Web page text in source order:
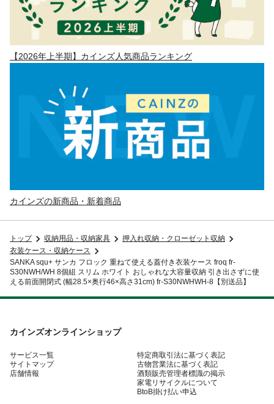
【2026年上半期】カインズ人気商品ランキング
カインズの新商品・新着商品
トップ 収納用品・収納家具
押入れ収納・クローゼット収納
衣装ケース・収納ケース
SANKA squ+ サンカ フロック 重ねて使える蓋付き衣装ケース froq fr-
S30NWH/WH 8個組 スリム ホワイト おしゃれな大容量収納 引き出さずに使
える前面開閉式 (幅28.5×奥行46×高さ31cm) fr-S30NWHWH-8【別送品】
カインズオンラインショップ
サービス一覧
サイトマップ
店舗情報
特定商取引法に基づく表記
古物営業法に基づく表記
酒類販売管理者標識の掲示
家電リサイクルについて
BtoB掛け払い申込